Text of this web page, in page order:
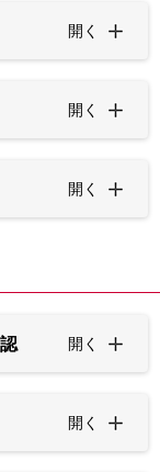
開く
開く
開く
開く
開く